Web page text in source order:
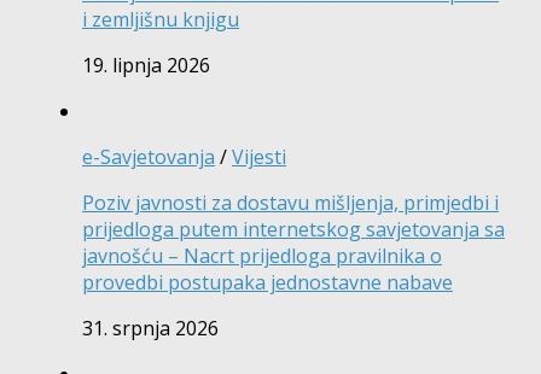
i zemljišnu knjigu
19. lipnja 2026
e-Savjetovanja /Vijesti
Poziv javnosti za dostavu mišljenja, primjedbi i
prijedloga putem internetskog savjetovanja sa
javnošću – Nacrt prijedloga pravilnika o
provedbi postupaka jednostavne nabave
31. srpnja 2026